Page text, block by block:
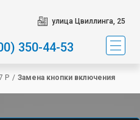
улица Цвиллинга, 25
350-44-53
P / Замена кнопки включения